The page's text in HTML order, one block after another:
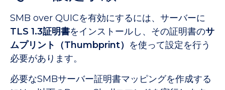
SMB over QUICを有効にするには、サーバーに
TLS 1.3証明書をインストールし、その証明書のサ
ムプリント（Thumbprint） を使って設定を行う
必要があります。
必要なSMBサーバー証明書マッピングを作成する